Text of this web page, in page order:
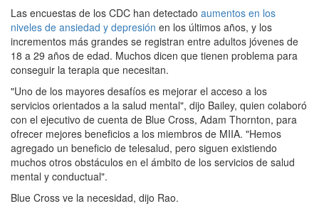
Las encuestas de los CDC han detectado aumentos en los
niveles de ansiedad y depresión en los últimos años, y los
incrementos más grandes se registran entre adultos jóvenes de
18 a 29 años de edad. Muchos dicen que tienen problema para
conseguir la terapia que necesitan.
"Uno de los mayores desafíos es mejorar el acceso a los
servicios orientados a la salud mental", dijo Bailey, quien colaboró
con el ejecutivo de cuenta de Blue Cross, Adam Thornton, para
ofrecer mejores beneficios a los miembros de MIIA. "Hemos
agregado un beneficio de telesalud, pero siguen existiendo
muchos otros obstáculos en el ámbito de los servicios de salud
mental y conductual".
Blue Cross ve la necesidad, dijo Rao.